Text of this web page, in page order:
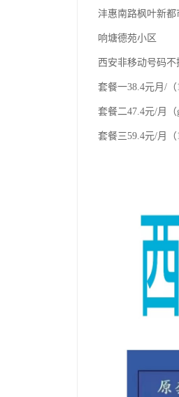
沣惠南路枫叶新都
响塘德苑小区
西安非移动号码不
套餐一38.4元月/（
套餐二47.4元/月
套餐三59.4元/月（